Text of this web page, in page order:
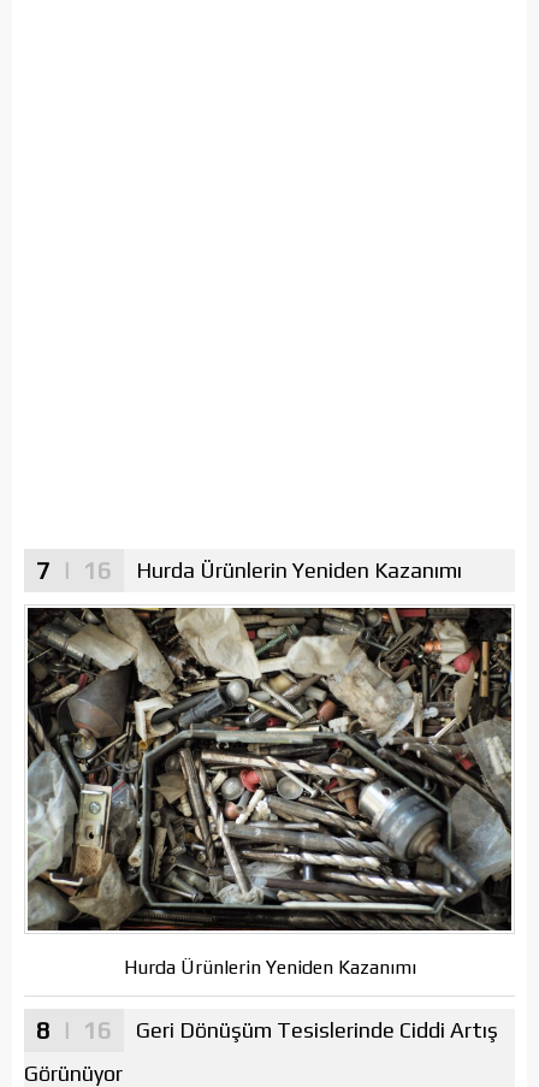
7 | 16 Hurda Ürünlerin Yeniden Kazanımı
Hurda Ürünlerin Yeniden Kazanımı
8 | 16
Geri Dönüşüm Tesislerinde Ciddi Artış
Görünüyor